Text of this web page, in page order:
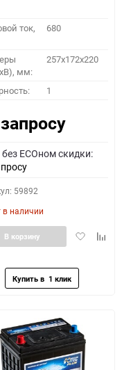
ток,
680
мм:
257x172x220
1
ECOном скидки:
59892
в наличии
Добавить
В корзину